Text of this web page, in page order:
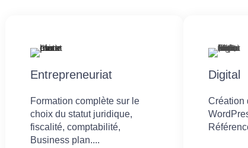
Entrepreneuriat
Formation complète sur le
choix du statut juridique,
fiscalité, comptabilité,
Business plan....
Digital
Création